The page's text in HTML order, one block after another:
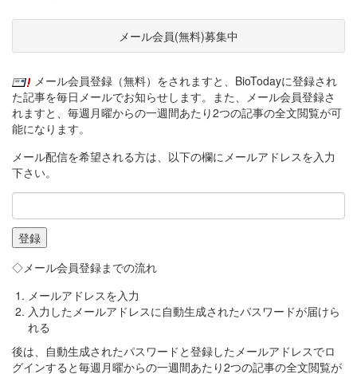
メール会員(無料)募集中
メール会員登録（無料）をされますと、BioTodayに登録され
た記事を毎日メールでお知らせします。また、メール会員登録さ
れますと、毎週月曜からの一週間あたり2つの記事の全文閲覧が可
能になります。
メール配信を希望される方は、以下の欄にメールアドレスを入力
下さい。
◇メール会員登録までの流れ
メールアドレスを入力
入力したメールアドレスに自動生成されたパスワードが届けら
れる
後は、自動生成されたパスワードと登録したメールアドレスでロ
グインすると毎週月曜からの一週間あたり2つの記事の全文閲覧が